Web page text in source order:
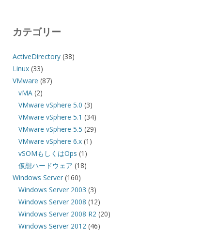
カテゴリー
ActiveDirectory(38)
Linux(33)
VMware (87)
vMA (2)
VMware vSphere 5.0 (3)
VMware vSphere 5.1 (34)
VMware vSphere 5.5 (29)
VMware vSphere 6.x (1)
vSOMもしくはOps (1)
仮想ハードウェア (18)
Windows Server(160)
Windows Server 2003 (3)
Windows Server 2008 (12)
Windows Server 2008 R2 (20)
Windows Server 2012 (46)